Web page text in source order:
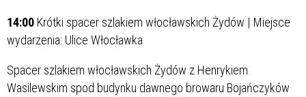
14:00 Krótki spacer szlakiem włocławskich Żydów | Miejsce
wydarzenia: Ulice Włocławka
Spacer szlakiem włocławskich Żydów z Henrykiem
Wasilewskim spod budynku dawnego browaru Bojańczyków